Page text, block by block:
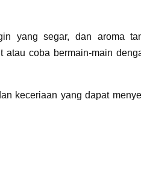
yang segar, dan aroma
atau coba bermain-main
keceriaan yang dapat